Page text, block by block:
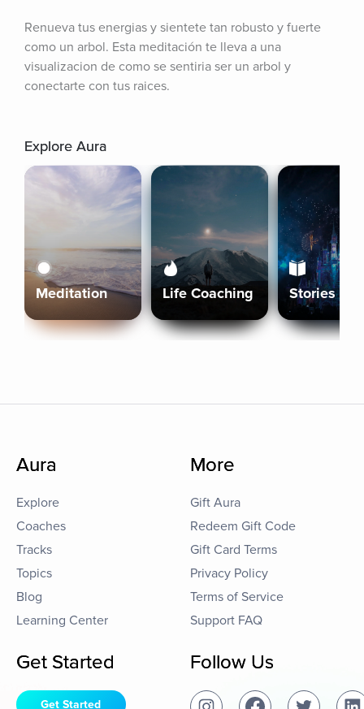
Renueva tus energias y sientete tan robusto y fuerte
como un arbol. Esta meditación te lleva a una
visualizacion de como se sentiria ser un arbol y
conectarte con tus raices.
Explore Aura
Meditation Life Coaching Stories
Aura
Explore
Coaches
Tracks
Topics
Blog
Learning Center
More
Gift Aura
Redeem Gift Code
Gift Card Terms
Privacy Policy
Terms of Service
Support FAQ
Get Started
Get Started
Follow Us